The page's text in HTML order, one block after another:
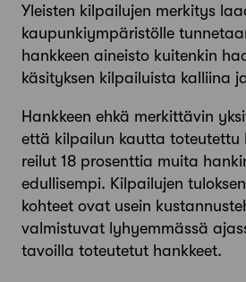
Yleisten kilpailujen merkitys
kaupunkiympäristölle
hankkeen aineisto kuitenkin
käsityksen kilpailuista kalliina
Hankkeen ehkä merkittävin
että kilpailun kautta toteutettu
reilut 18 prosenttia muita
edullisempi. Kilpailujen
kohteet ovat usein
valmistuvat lyhyemmässä
tavoilla toteutetut hankkeet.